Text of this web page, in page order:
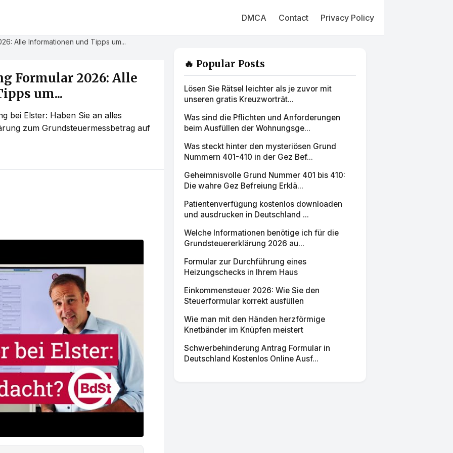
DMCA Contact Privacy Policy
Alle Informationen und Tipps um...
Formular 2026: Alle
um...
bei Elster: Haben Sie an alles
zum Grundsteuermessbetrag auf
🔥 Popular Posts
Lösen Sie Rätsel leichter als je zuvor mit
unseren gratis Kreuzworträt...
Was sind die Pflichten und Anforderungen
beim Ausfüllen der Wohnungsge...
Was steckt hinter den mysteriösen Grund
Nummern 401-410 in der Gez Bef...
Geheimnisvolle Grund Nummer 401 bis 410:
Die wahre Gez Befreiung Erklä...
Patientenverfügung kostenlos downloaden
und ausdrucken in Deutschland ...
Welche Informationen benötige ich für die
Grundsteuererklärung 2026 au...
Formular zur Durchführung eines
Heizungschecks in Ihrem Haus
Einkommensteuer 2026: Wie Sie den
Steuerformular korrekt ausfüllen
Wie man mit den Händen herzförmige
Knetbänder im Knüpfen meistert
Schwerbehinderung Antrag Formular in
Deutschland Kostenlos Online Ausf...